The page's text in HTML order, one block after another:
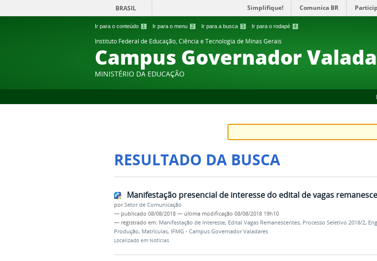
Ir para o conteúdo 1 Ir para o menu 2 Ir para a busca 3 Ir para o rodapé 4
BRASIL Simplifique! Comunica BR
Instituto Federal de Educação, Ciência e Tecnologia de Minas Gerais
Campus Governador
MINISTÉRIO DA EDUCAÇÃO
RESULTADO DA BUSCA
Manifestação presencial de interesse do edital de vagas
porSetor de Comunicação
— publicado 08/08/2018 — última modificação 08/08/2018 19h10
— registrado em: Manifestação de Interesse, Edital Vagas Remanescentes, Processo Seletivo 2018/2,
Produção, Matrículas, IFMG - Campus Governador Valadares
Localizado em Notícias